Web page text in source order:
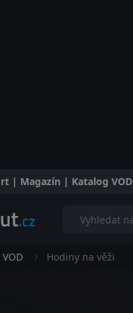
| Magazín | Katalog VOD
Hodiny na věži